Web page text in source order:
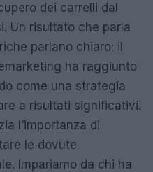
dei carrelli dal
Un risultato che parla
parlano chiaro: il
ha raggiunto
come una strategia
a risultati significativi.
l’importanza di
le dovute
Impariamo da chi ha